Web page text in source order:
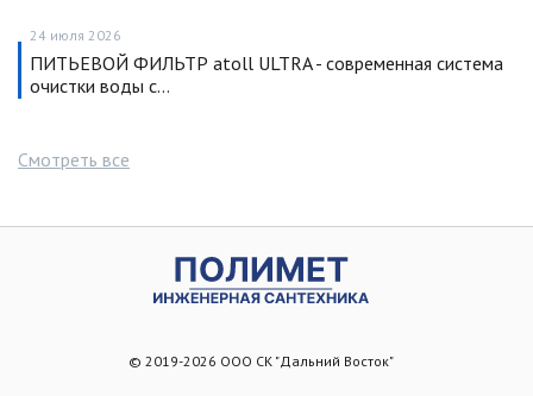
24 июля 2026
ПИТЬЕВОЙ ФИЛЬТР atoll ULTRA - современная система
очистки воды с…
Смотреть все
© 2019-2026 ООО СК "Дальний Восток"